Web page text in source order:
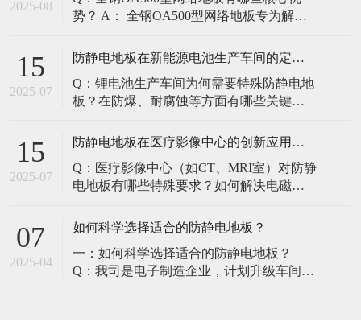
单点载荷通常在1960N，主流的优质复合地
2025-08
势？ A： 全钢OA500型网络地板专为解决
以下核心优势： 高强度结构：采用优质冷
轧钢板拉伸焊接成型，表面磷化后静电喷
塑，防锈耐磨，承重性能优异。 便捷布
线：配套活动线槽板设计，可轻松掀起盖
15
2025-07
防静电地板在新能源电池生产车间的定制化解决方案
Q：锂电池生产车间为何需要特殊防静电地
板？在防爆、耐腐蚀等方面有哪些关键技
环境并存的特殊场景，需要全方位防护方
境要求 • 防爆等级：Ex IIB T4（ATEX认
证） • 静电泄放速度：<0.
15
2025-07
防静电地板在医疗影像中心的创新应用方案
Q：医疗影像中心（如CT、MRI室）对防静
电地板有哪些特殊要求？如何解决电磁干
环境特殊性对防静电地板提出了前所未有
疗影像环境的特殊需求 电磁兼容性要求 •
MRI室需完全无磁：磁化率<0.001（
07
2025-04
如何科学选择适合的防静电地板？
一：如何科学选择适合的防静电地板？
Q：我司是电子制造企业，计划升级车间地